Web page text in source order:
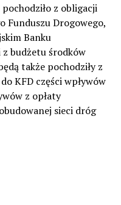
z obligacji
Funduszu Drogowego,
Banku
budżetu środków
także pochodziły z
KFD części wpływów
z opłaty
sieci dróg